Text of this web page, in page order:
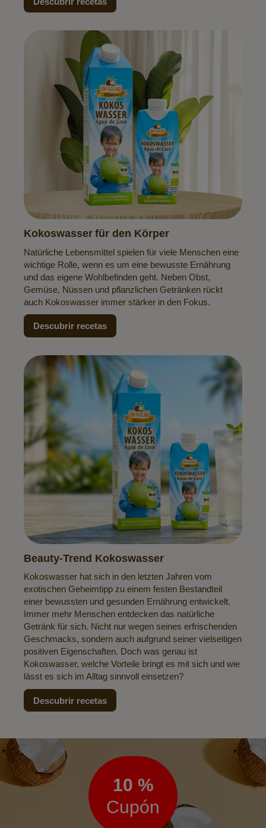
Kokoswasser für den Körper
Natürliche Lebensmittel spielen für viele Menschen eine
wichtige Rolle, wenn es um eine bewusste Ernährung
und das eigene Wohlbefinden geht. Neben Obst,
Gemüse, Nüssen und pflanzlichen Getränken rückt
auch Kokoswasser immer stärker in den Fokus.
Descubrir recetas
Beauty-Trend Kokoswasser
Kokoswasser hat sich in den letzten Jahren vom
exotischen Geheimtipp zu einem festen Bestandteil
einer bewussten und gesunden Ernährung entwickelt.
Immer mehr Menschen entdecken das natürliche
Getränk für sich. Nicht nur wegen seines erfrischenden
Geschmacks, sondern auch aufgrund seiner vielseitigen
positiven Eigenschaften. Doch was genau ist
Kokoswasser, welche Vorteile bringt es mit sich und wie
lässt es sich im Alltag sinnvoll einsetzen?
Descubrir recetas
Boletín
de
noticias
10 %
Cupón